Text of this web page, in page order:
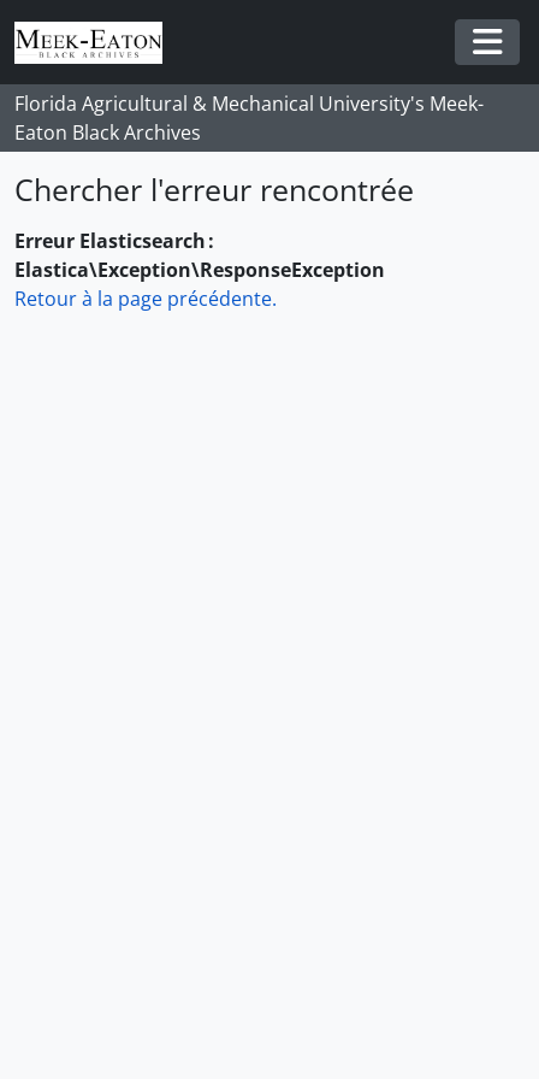
Skip to main content
Florida Agricultural & Mechanical University's Meek-
Eaton Black Archives
Chercher l'erreur rencontrée
Erreur Elasticsearch :
Elastica\Exception\ResponseException
Retour à la page précédente.